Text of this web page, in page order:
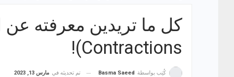
Contractions)!
كُتِب بواسطة Basma Saeed تم تحديثه في مارس 13, 2023